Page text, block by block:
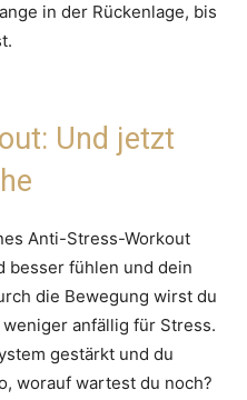
in der Rückenlage, bis
Und jetzt
Anti-Stress-Workout
besser fühlen und dein
die Bewegung wirst du
anfällig für Stress.
gestärkt und du
worauf wartest du noch?